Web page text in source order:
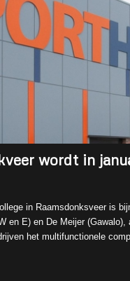
wordt in
in Raamsdonksveer is
en E) en De Meijer
het multifunctionele